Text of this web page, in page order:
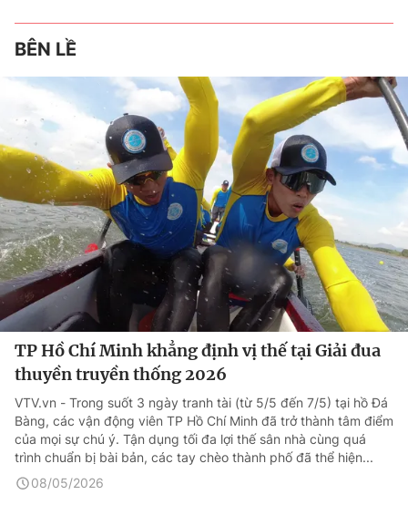
BÊN LỀ
TP Hồ Chí Minh khẳng định vị thế tại Giải đua
thuyền truyền thống 2026
VTV.vn - Trong suốt 3 ngày tranh tài (từ 5/5 đến 7/5) tại hồ Đá
Bàng, các vận động viên TP Hồ Chí Minh đã trở thành tâm điểm
của mọi sự chú ý. Tận dụng tối đa lợi thế sân nhà cùng quá
trình chuẩn bị bài bản, các tay chèo thành phố đã thể hiện...
08/05/2026